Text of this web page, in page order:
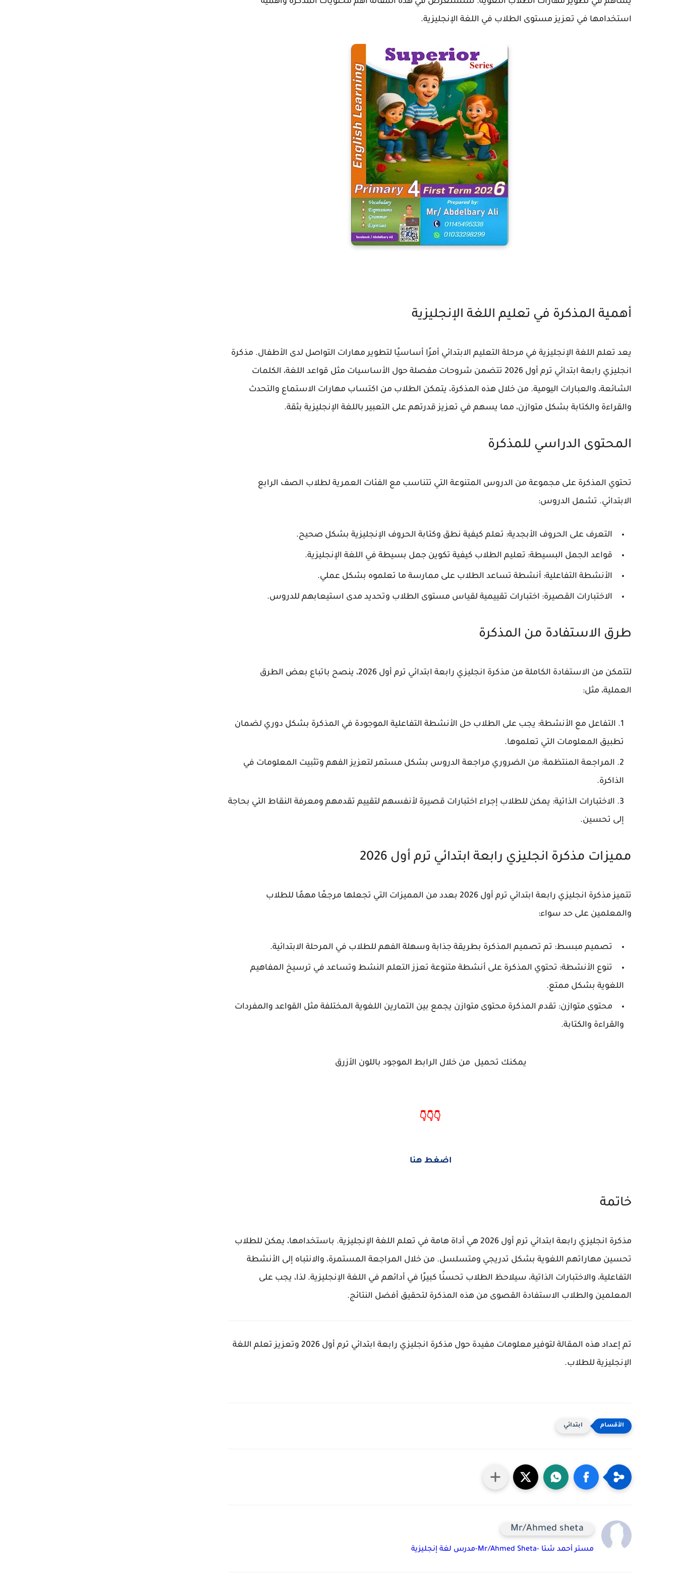
استخدامها في تعزيز مستوى الطلاب في اللغة الإنجليزية.
أهمية المذكرة في تعليم اللغة الإنجليزية
يعد تعلم اللغة الإنجليزية في مرحلة التعليم الابتدائي أمرًا أساسيًا لتطوير مهارات التواصل لدى الأطفال. مذكرة
انجليزي رابعة ابتدائي ترم أول 2026 تتضمن شروحات مفصلة حول الأساسيات مثل قواعد اللغة، الكلمات
الشائعة، والعبارات اليومية. من خلال هذه المذكرة، يتمكن الطلاب من اكتساب مهارات الاستماع والتحدث
والقراءة والكتابة بشكل متوازن، مما يسهم في تعزيز قدرتهم على التعبير باللغة الإنجليزية بثقة.
المحتوى الدراسي للمذكرة
تحتوي المذكرة على مجموعة من الدروس المتنوعة التي تتناسب مع الفئات العمرية لطلاب الصف الرابع
الابتدائي. تشمل الدروس:
التعرف على الحروف الأبجدية: تعلم كيفية نطق وكتابة الحروف الإنجليزية بشكل صحيح.
قواعد الجمل البسيطة: تعليم الطلاب كيفية تكوين جمل بسيطة في اللغة الإنجليزية.
الأنشطة التفاعلية: أنشطة تساعد الطلاب على ممارسة ما تعلموه بشكل عملي.
الاختبارات القصيرة: اختبارات تقييمية لقياس مستوى الطلاب وتحديد مدى استيعابهم للدروس.
طرق الاستفادة من المذكرة
لتتمكن من الاستفادة الكاملة من مذكرة انجليزي رابعة ابتدائي ترم أول 2026، ينصح باتباع بعض الطرق
العملية، مثل:
التفاعل مع الأنشطة: يجب على الطلاب حل الأنشطة التفاعلية الموجودة في المذكرة بشكل دوري لضمان
تطبيق المعلومات التي تعلموها.
المراجعة المنتظمة: من الضروري مراجعة الدروس بشكل مستمر لتعزيز الفهم وتثبيت المعلومات في
الذاكرة.
الاختبارات الذاتية: يمكن للطلاب إجراء اختبارات قصيرة لأنفسهم لتقييم تقدمهم ومعرفة النقاط التي بحاجة
إلى تحسين.
مميزات مذكرة انجليزي رابعة ابتدائي ترم أول 2026
تتميز مذكرة انجليزي رابعة ابتدائي ترم أول 2026 بعدد من المميزات التي تجعلها مرجعًا مهمًا للطلاب
والمعلمين على حد سواء:
تصميم مبسط: تم تصميم المذكرة بطريقة جذابة وسهلة الفهم للطلاب في المرحلة الابتدائية.
تنوع الأنشطة: تحتوي المذكرة على أنشطة متنوعة تعزز التعلم النشط وتساعد في ترسيخ المفاهيم
اللغوية بشكل ممتع.
محتوى متوازن: تقدم المذكرة محتوى متوازن يجمع بين التمارين اللغوية المختلفة مثل القواعد والمفردات
والقراءة والكتابة.
يمكنك تحميل من خلال الرابط الموجود باللون الأزرق
👇
👇
👇
اضغط هنا
خاتمة
مذكرة انجليزي رابعة ابتدائي ترم أول 2026 هي أداة هامة في تعلم اللغة الإنجليزية. باستخدامها، يمكن للطلاب
تحسين مهاراتهم اللغوية بشكل تدريجي ومتسلسل. من خلال المراجعة المستمرة، والانتباه إلى الأنشطة
التفاعلية، والاختبارات الذاتية، سيلاحظ الطلاب تحسنًا كبيرًا في أدائهم في اللغة الإنجليزية. لذا، يجب على
المعلمين والطلاب الاستفادة القصوى من هذه المذكرة لتحقيق أفضل النتائج.
تم إعداد هذه المقالة لتوفير معلومات مفيدة حول مذكرة انجليزي رابعة ابتدائي ترم أول 2026 وتعزيز تعلم اللغة
الإنجليزية للطلاب.
ابتدائي
Mr/Ahmed sheta
مستر أحمد شتا -Mr/Ahmed Sheta-مدرس لغة إنجليزية